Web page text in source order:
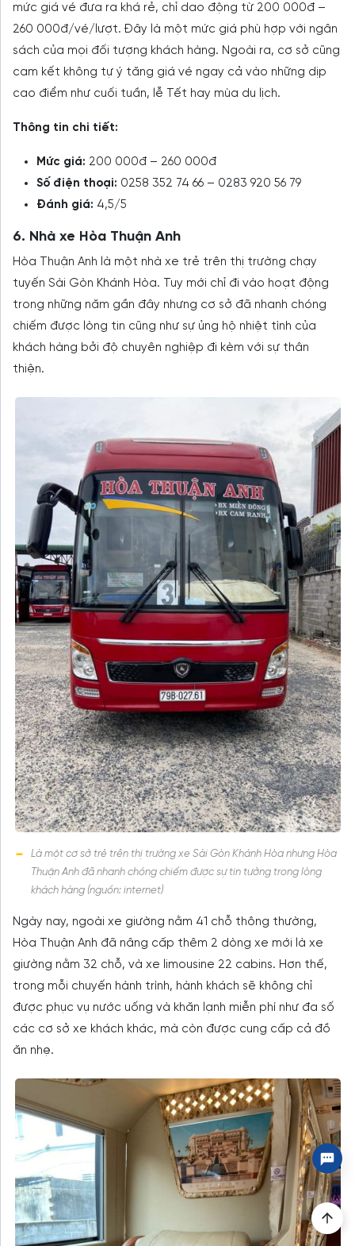
mức giá vé đưa ra khá rẻ, chỉ dao động từ 200 000đ –
260 000đ/vé/lượt. Đây là một mức giá phù hợp với ngân
sách của mọi đối tượng khách hàng. Ngoài ra, cơ sở cũng
cam kết không tự ý tăng giá vé ngay cả vào những dịp
cao điểm như cuối tuần, lễ Tết hay mùa du lịch.
Thông tin chi tiết:
Mức giá: 200 000đ – 260 000đ
Số điện thoại: 0258 352 74 66 – 0283 920 56 79
Đánh giá: 4,5/5
6. Nhà xe Hòa Thuận Anh
Hòa Thuận Anh là một nhà xe trẻ trên thị trường chạy
tuyến Sài Gòn Khánh Hòa. Tuy mới chỉ đi vào hoạt động
trong những năm gần đây nhưng cơ sở đã nhanh chóng
chiếm được lòng tin cũng như sự ủng hộ nhiệt tình của
khách hàng bởi độ chuyên nghiệp đi kèm với sự thân
thiện.
Là một cơ sở trẻ trên thị trường xe Sài Gòn Khánh Hòa nhưng Hòa
Thuận Anh đã nhanh chóng chiếm được sự tin tưởng trong lòng
khách hàng (nguồn: internet)
Ngày nay, ngoài xe giường nằm 41 chỗ thông thường,
Hòa Thuận Anh đã nâng cấp thêm 2 dòng xe mới là xe
giường nằm 32 chỗ, và xe limousine 22 cabins. Hơn thế,
trong mỗi chuyến hành trình, hành khách sẽ không chỉ
được phục vụ nước uống và khăn lạnh miễn phí như đa số
các cơ sở xe khách khác, mà còn được cung cấp cả đồ
ăn nhẹ.